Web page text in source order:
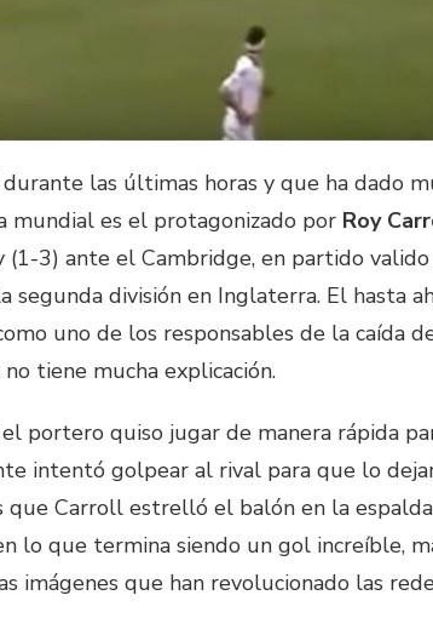
las últimas horas y que ha dado
mundial es el protagonizado por Roy
3) ante el Cambridge, en partido
segunda división en Inglaterra. El hasta
uno de los responsables de la caída
tiene mucha explicación.
portero quiso jugar de manera rápida
intentó golpear al rival para que lo
que Carroll estrelló el balón en la
lo que termina siendo un gol increíble,
imágenes que han revolucionado las